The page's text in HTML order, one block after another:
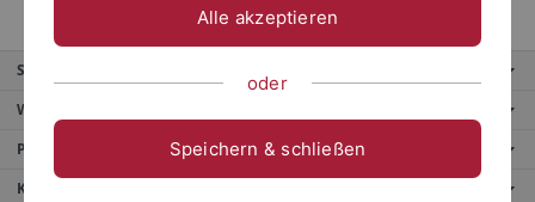
Service
Weitere Angebote
Portale
Kontaktinfo
Alle akzeptieren
oder
Speichern & schließen